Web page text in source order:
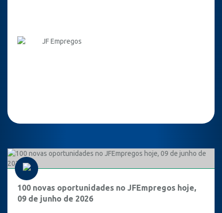
JF Empregos
100 novas oportunidades no JFEmpregos hoje,
09 de junho de 2026